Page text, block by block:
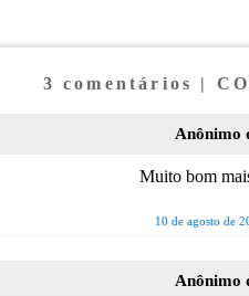
3 comentários |
Anônimo
Muito bom
10 de agosto de
Anônimo